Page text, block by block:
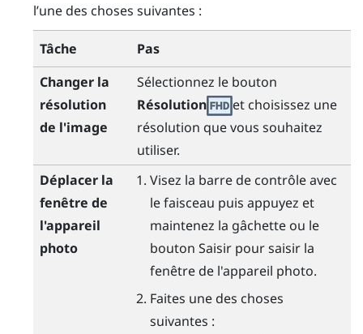
l’une des choses suivantes :
Tâche
Pas
Changer la
résolution
de l'image
Sélectionnez le bouton
Résolution
et choisissez une
résolution que vous souhaitez
utiliser.
Déplacer la
fenêtre de
l'appareil
photo
Visez la barre de contrôle avec
le faisceau puis appuyez et
maintenez la gâchetteou le
bouton Saisirpour saisir la
fenêtre de l'appareil photo.
Faites une des choses
suivantes :